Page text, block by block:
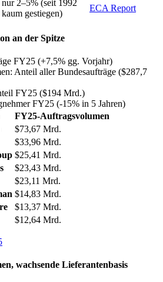
nur 2–5% (seit 1992
kaum gestiegen)
ECA Report
an der Spitze
FY25 (+7,5% gg. Vorjahr)
Anteil aller Bundesaufträge ($287,7
FY25 ($194 Mrd.)
FY25 (-15% in 5 Jahren)
FY25-Auftragsvolumen
$73,67 Mrd.
$33,96 Mrd.
$25,41 Mrd.
$23,43 Mrd.
$23,11 Mrd.
$14,83 Mrd.
$13,37 Mrd.
$12,64 Mrd.
wachsende Lieferantenbasis